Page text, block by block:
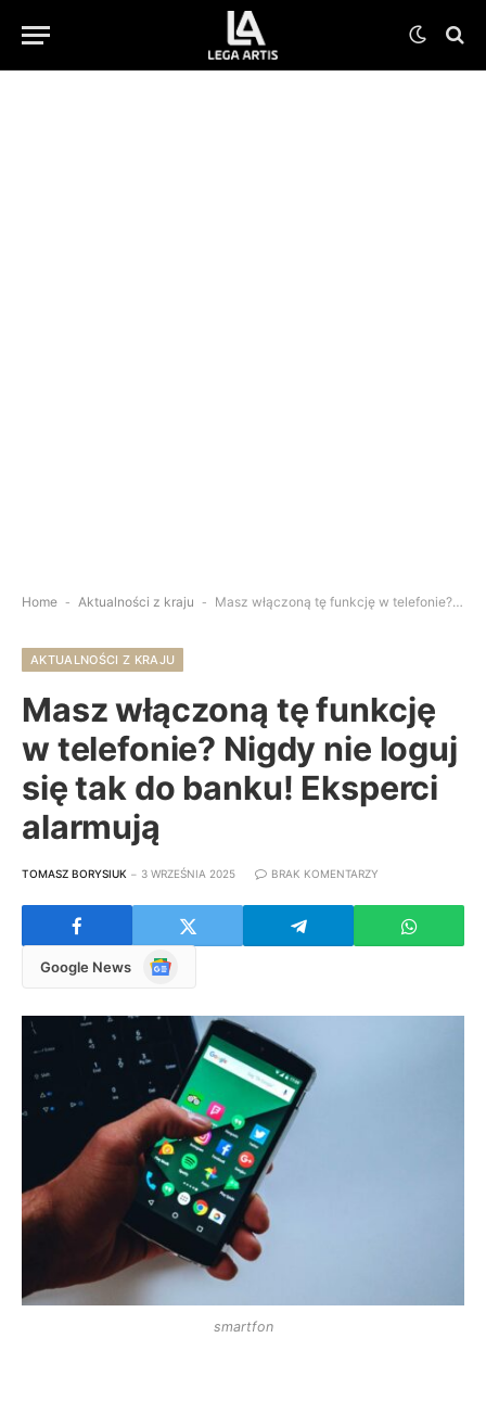
Home - Aktualności z kraju - Masz włączoną tę funkcję w telefonie? Nigdy nie loguj się tak do banku! Eksperci alarmują
AKTUALNOŚCI Z KRAJU
Masz włączoną tę funkcję
w telefonie? Nigdy nie loguj
się tak do banku! Eksperci
alarmują
TOMASZ BORYSIUK 3 WRZEŚNIA 2025 BRAK KOMENTARZY
Google News
Google
smartfon